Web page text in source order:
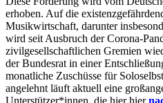
erhoben. Auf die
Musikwirtschaft, darunter
wird seit Ausbruch der Corona-
zivilgesellschaftlichen Gremien
der Bundesrat in einer
monatliche Zuschüsse für
angelehnt läuft aktuell eine
Unterstützer*innen, die hier hier